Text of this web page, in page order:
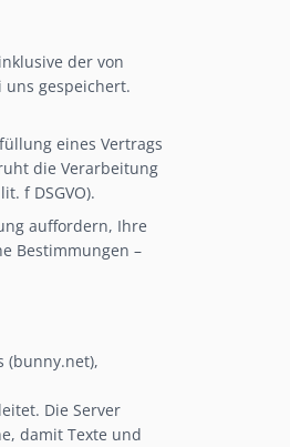
der von
gespeichert.
eines Vertrags
die Verarbeitung
f DSGVO).
auffordern, Ihre
Bestimmungen –
(bunny.net),
Die Server
damit Texte und